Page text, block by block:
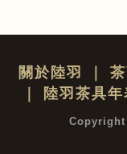
關於陸羽
陸羽茶具年